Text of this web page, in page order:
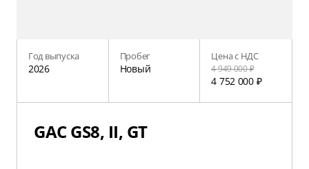
Год выпуска
2026
Пробег
Новый
Цена с НДС
4 949 000 ₽
4 752 000 ₽
GAC GS8, II, GT